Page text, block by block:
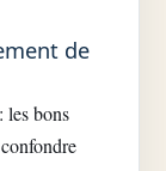
de
les bons